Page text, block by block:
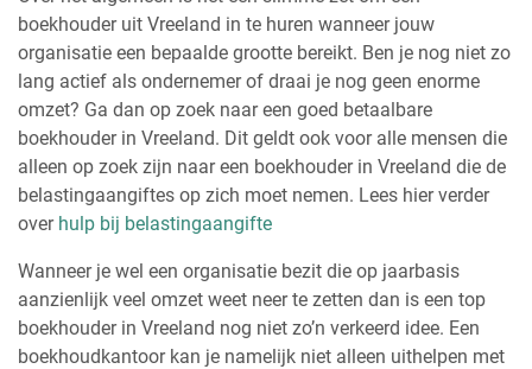
boekhouder uit Vreeland in te huren wanneer jouw
organisatie een bepaalde grootte bereikt. Ben je nog niet zo
lang actief als ondernemer of draai je nog geen enorme
omzet? Ga dan op zoek naar een goed betaalbare
boekhouder in Vreeland. Dit geldt ook voor alle mensen die
alleen op zoek zijn naar een boekhouder in Vreeland die de
belastingaangiftes op zich moet nemen. Lees hier verder
over hulp bij belastingaangifte
Wanneer je wel een organisatie bezit die op jaarbasis
aanzienlijk veel omzet weet neer te zetten dan is een top
boekhouder in Vreeland nog niet zo’n verkeerd idee. Een
boekhoudkantoor kan je namelijk niet alleen uithelpen met